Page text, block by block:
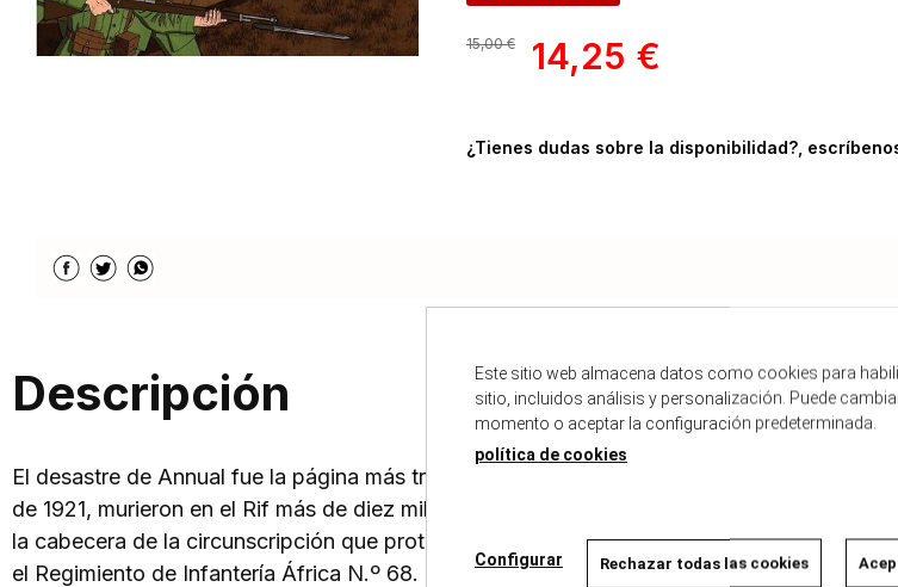
15,00 € 14,25 €
¿Tienes dudas sobre la disponibilidad?,
Descripción
El desastre de Annual fue la página más triste de la guerra de Marruecos. Durante esos
de 1921, murieron en el Rif más de diez mil soldados españoles. El cuartel del Zoco el
la cabecera de la circunscripción que protegía el flanco sur de la ofensiva del general
el Regimiento de Infantería África N.º 68. Cuando la ofensiva fracasó, tras la retirada de
Este sitio web almacena datos como cookies para
sitio, incluidos análisis y personalización. Puede
momento o aceptar la configuración predeterminada.
política de cookies
Configurar Rechazar todas las cookies